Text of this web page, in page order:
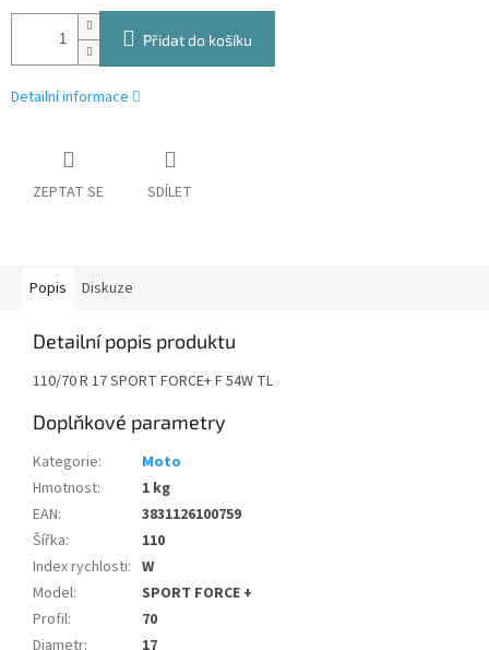
Přidat do košíku
Detailní informace
ZEPTAT SE SDÍLET
Popis Diskuze
Detailní popis produktu
110/70 R 17 SPORT FORCE+ F 54W TL
Doplňkové parametry
Kategorie:
Moto
Hmotnost:
1 kg
EAN:
3831126100759
Šířka:
110
Index rychlosti: W
Model:
SPORT FORCE +
Profil:
70